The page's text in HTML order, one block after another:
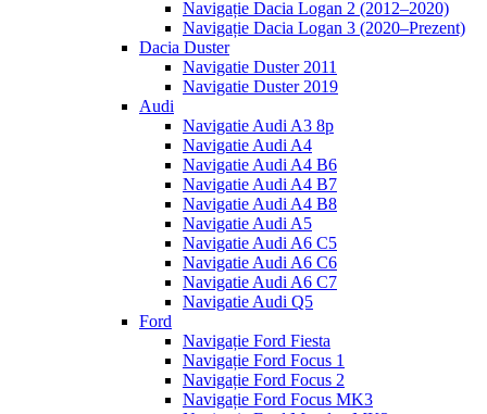
Navigație Dacia Logan 2 (2012–2020)
Navigație Dacia Logan 3 (2020–Prezent)
Dacia Duster
Navigatie Duster 2011
Navigatie Duster 2019
Audi
Navigatie Audi A3 8p
Navigatie Audi A4
Navigatie Audi A4 B6
Navigatie Audi A4 B7
Navigatie Audi A4 B8
Navigatie Audi A5
Navigatie Audi A6 C5
Navigatie Audi A6 C6
Navigatie Audi A6 C7
Navigatie Audi Q5
Ford
Navigație Ford Fiesta
Navigație Ford Focus 1
Navigație Ford Focus 2
Navigație Ford Focus MK3